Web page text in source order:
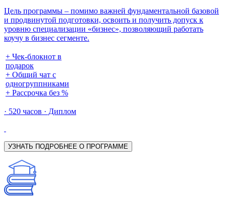
Цель программы – помимо важней фундаментальной базовой
и продвинутой подготовки, освоить и получить допуск к
уровню специализации «бизнес», позволяющий работать
коучу в бизнес сегменте.
+ Чек-блокнот в
подарок
+ Общий чат с
одногруппниками
+ Рассрочка без %
· 520 часов · Диплом
УЗНАТЬ ПОДРОБНЕЕ О ПРОГРАММЕ